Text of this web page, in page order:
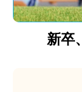
新卒